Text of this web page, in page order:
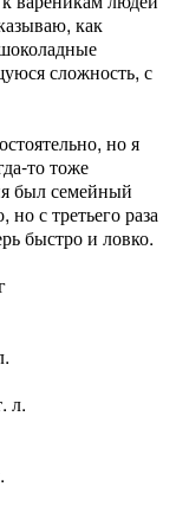
как
сложность, с
но я
то тоже
был семейный
с третьего раза
быстро и ловко.
л.